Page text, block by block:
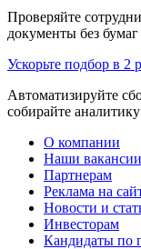
Проверяйте
документы без
Ускорьте подбор в 2
Автоматизируйте
собирайте
О компании
Наши вакансии
Партнерам
Реклама на
Новости и
Инвесторам
Кандидаты по